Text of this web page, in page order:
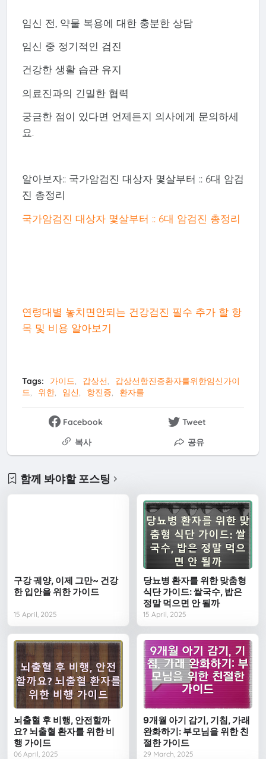
임신 전, 약물 복용에 대한 충분한 상담
임신 중 정기적인 검진
건강한 생활 습관 유지
의료진과의 긴밀한 협력
궁금한 점이 있다면 언제든지 의사에게 문의하세
요.
알아보자:: 국가암검진 대상자 몇살부터 :: 6대 암검
진 총정리
국가암검진 대상자 몇살부터 :: 6대 암검진 총정리
연령대별 놓치면안되는 건강검진 필수 추가 할 항
목 및 비용 알아보기
Tags: 가이드 갑상선
갑상선항진증환자를위한임신가이
드
위한 임신 항진증 환자를
Facebook
Tweet
복사
공유
함께 봐야할 포스팅
구강 궤양, 이제 그만~ 건강
한 입안을 위한 가이드
15 April, 2025
당뇨병 환자를 위한 맞춤형
식단 가이드: 쌀국수, 밥은
정말 먹으면 안 될까
15 April, 2025
뇌출혈 후 비행, 안전할까
요? 뇌출혈 환자를 위한 비
행 가이드
06 April, 2025
9개월 아기 감기, 기침, 가래
완화하기: 부모님을 위한 친
절한 가이드
29 March, 2025